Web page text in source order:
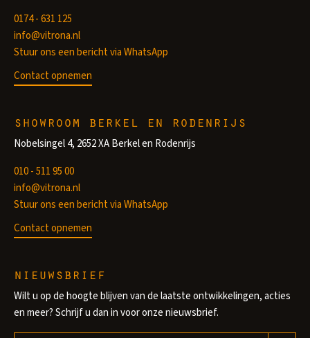
0174 - 631 125
info@vitrona.nl
Stuur ons een bericht via WhatsApp
Contact opnemen
showroom berkel en rodenrijs
Nobelsingel 4, 2652 XA Berkel en Rodenrijs
010 - 511 95 00
info@vitrona.nl
Stuur ons een bericht via WhatsApp
Contact opnemen
nieuwsbrief
Wilt u op de hoogte blijven van de laatste ontwikkelingen, acties
en meer? Schrijf u dan in voor onze nieuwsbrief.